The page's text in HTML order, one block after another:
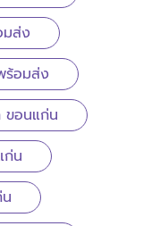
มส่ง
ร้อมส่ง
ขอนแก่น
ก่น